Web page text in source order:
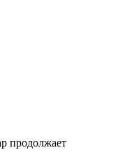
продолжает